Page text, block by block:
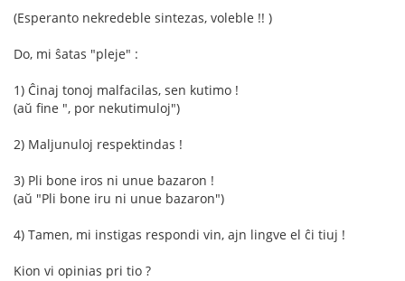
(Esperanto nekredeble sintezas, voleble !! )
Do, mi ŝatas "pleje" :
1) Ĉinaj tonoj malfacilas, sen kutimo !
(aŭ fine ", por nekutimuloj")
2) Maljunuloj respektindas !
3) Pli bone iros ni unue bazaron !
(aŭ "Pli bone iru ni unue bazaron")
4) Tamen, mi instigas respondi vin, ajn lingve el ĉi tiuj !
Kion vi opinias pri tio ?